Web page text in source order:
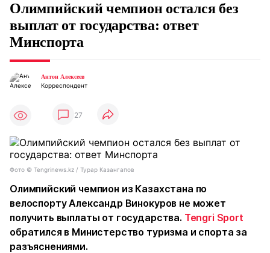
Олимпийский чемпион остался без
выплат от государства: ответ
Минспорта
Антон Алексеев
Корреспондент
27
Фото ©️ Tengrinews.kz / Турар Казангапов
Олимпийский чемпион из Казахстана по
велоспорту Александр Винокуров не может
получить выплаты от государства. Tengri Sport
обратился в Министерство туризма и спорта за
разъяснениями.